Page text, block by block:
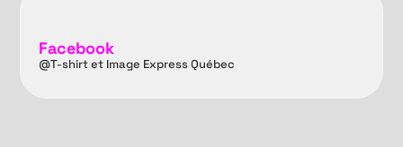
Facebook
@T-shirt et Image Express Québec